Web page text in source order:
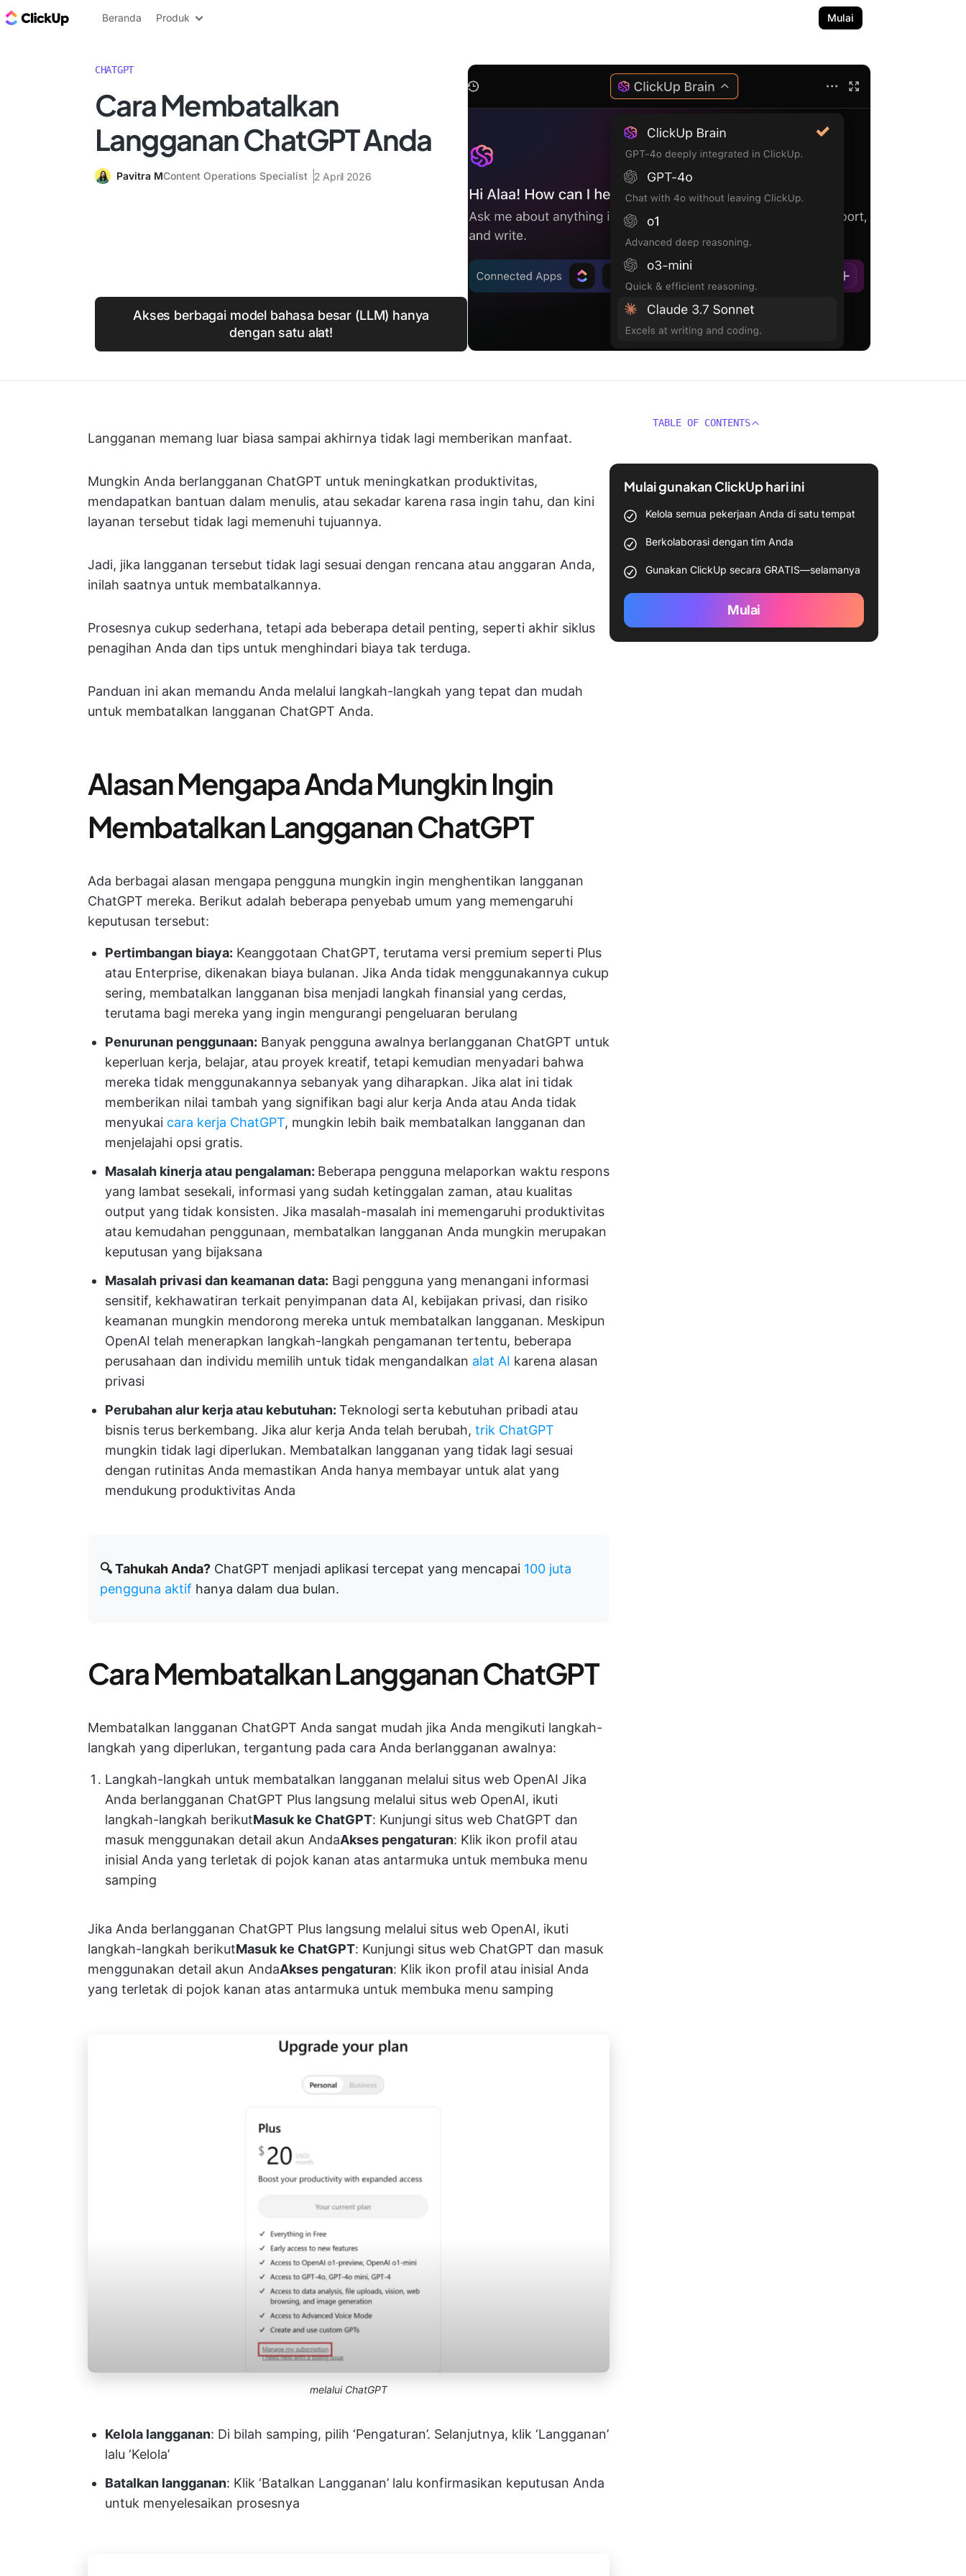
Blog ClickUp
Beranda Produk Mulai
CHATGPT
Cara Membatalkan
Langganan ChatGPT Anda
Pavitra MContent Operations Specialist 2 April 2026
Akses berbagai model bahasa besar (LLM) hanya
dengan satu alat!
Langganan memang luar biasa sampai akhirnya tidak lagi memberikan manfaat.
Mungkin Anda berlangganan ChatGPT untuk meningkatkan produktivitas,
mendapatkan bantuan dalam menulis, atau sekadar karena rasa ingin tahu, dan kini
layanan tersebut tidak lagi memenuhi tujuannya.
Jadi, jika langganan tersebut tidak lagi sesuai dengan rencana atau anggaran Anda,
inilah saatnya untuk membatalkannya.
Prosesnya cukup sederhana, tetapi ada beberapa detail penting, seperti akhir siklus
penagihan Anda dan tips untuk menghindari biaya tak terduga.
Panduan ini akan memandu Anda melalui langkah-langkah yang tepat dan mudah
untuk membatalkan langganan ChatGPT Anda.
Alasan Mengapa Anda Mungkin Ingin
Membatalkan Langganan ChatGPT
Ada berbagai alasan mengapa pengguna mungkin ingin menghentikan langganan
ChatGPT mereka. Berikut adalah beberapa penyebab umum yang memengaruhi
keputusan tersebut:
Pertimbangan biaya: Keanggotaan ChatGPT, terutama versi premium seperti Plus
atau Enterprise, dikenakan biaya bulanan. Jika Anda tidak menggunakannya cukup
sering, membatalkan langganan bisa menjadi langkah finansial yang cerdas,
terutama bagi mereka yang ingin mengurangi pengeluaran berulang
Penurunan penggunaan: Banyak pengguna awalnya berlangganan ChatGPT untuk
keperluan kerja, belajar, atau proyek kreatif, tetapi kemudian menyadari bahwa
mereka tidak menggunakannya sebanyak yang diharapkan. Jika alat ini tidak
memberikan nilai tambah yang signifikan bagi alur kerja Anda atau Anda tidak
menyukai cara kerja ChatGPT, mungkin lebih baik membatalkan langganan dan
menjelajahi opsi gratis.
Masalah kinerja atau pengalaman: Beberapa pengguna melaporkan waktu respons
yang lambat sesekali, informasi yang sudah ketinggalan zaman, atau kualitas
output yang tidak konsisten. Jika masalah-masalah ini memengaruhi produktivitas
atau kemudahan penggunaan, membatalkan langganan Anda mungkin merupakan
keputusan yang bijaksana
Masalah privasi dan keamanan data: Bagi pengguna yang menangani informasi
sensitif, kekhawatiran terkait penyimpanan data AI, kebijakan privasi, dan risiko
keamanan mungkin mendorong mereka untuk membatalkan langganan. Meskipun
OpenAI telah menerapkan langkah-langkah pengamanan tertentu, beberapa
perusahaan dan individu memilih untuk tidak mengandalkan alat AI karena alasan
privasi
Perubahan alur kerja atau kebutuhan: Teknologi serta kebutuhan pribadi atau
bisnis terus berkembang. Jika alur kerja Anda telah berubah, trik ChatGPT
mungkin tidak lagi diperlukan. Membatalkan langganan yang tidak lagi sesuai
dengan rutinitas Anda memastikan Anda hanya membayar untuk alat yang
mendukung produktivitas Anda
🔍 Tahukah Anda? ChatGPT menjadi aplikasi tercepat yang mencapai 100 juta
pengguna aktif hanya dalam dua bulan.
Cara Membatalkan Langganan ChatGPT
Membatalkan langganan ChatGPT Anda sangat mudah jika Anda mengikuti langkah-
langkah yang diperlukan, tergantung pada cara Anda berlangganan awalnya:
Langkah-langkah untuk membatalkan langganan melalui situs web OpenAI Jika
Anda berlangganan ChatGPT Plus langsung melalui situs web OpenAI, ikuti
langkah-langkah berikutMasuk ke ChatGPT: Kunjungi situs web ChatGPT dan
masuk menggunakan detail akun Anda​Akses pengaturan: Klik ikon profil atau
inisial Anda yang terletak di pojok kanan atas antarmuka untuk membuka menu
samping
Jika Anda berlangganan ChatGPT Plus langsung melalui situs web OpenAI, ikuti
langkah-langkah berikutMasuk ke ChatGPT: Kunjungi situs web ChatGPT dan masuk
menggunakan detail akun Anda​Akses pengaturan: Klik ikon profil atau inisial Anda
yang terletak di pojok kanan atas antarmuka untuk membuka menu samping
melalui ChatGPT
Kelola langganan: Di bilah samping, pilih ‘Pengaturan’. Selanjutnya, klik ‘Langganan’
lalu ‘Kelola’​
Batalkan langganan: Klik ‘Batalkan Langganan’ lalu konfirmasikan keputusan Anda
untuk menyelesaikan prosesnya
TABLE OF CONTENTS
Mulai gunakan ClickUp hari ini
Kelola semua pekerjaan Anda di satu tempat
Berkolaborasi dengan tim Anda
Gunakan ClickUp secara GRATIS—selamanya
Mulai